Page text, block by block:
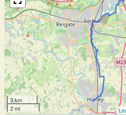
3 km
2 mi